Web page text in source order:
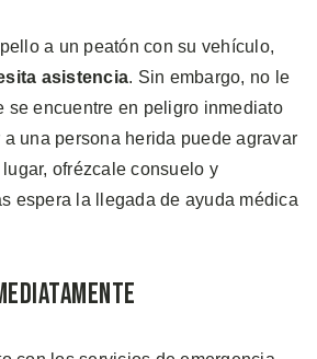
a un peatón con su vehículo,
asistencia. Sin embargo, no le
se encuentre en peligro inmediato
a una persona herida puede agravar
ofrézcale consuelo y
espera la llegada de ayuda médica